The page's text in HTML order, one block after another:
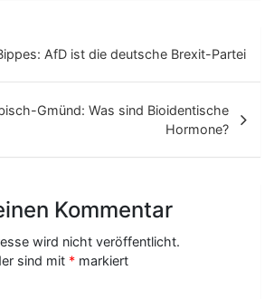
AfD ist die deutsche Brexit-Partei
Gmünd: Was sind Bioidentische
Hormone?
Kommentar
wird nicht veröffentlicht.
sind mit * markiert